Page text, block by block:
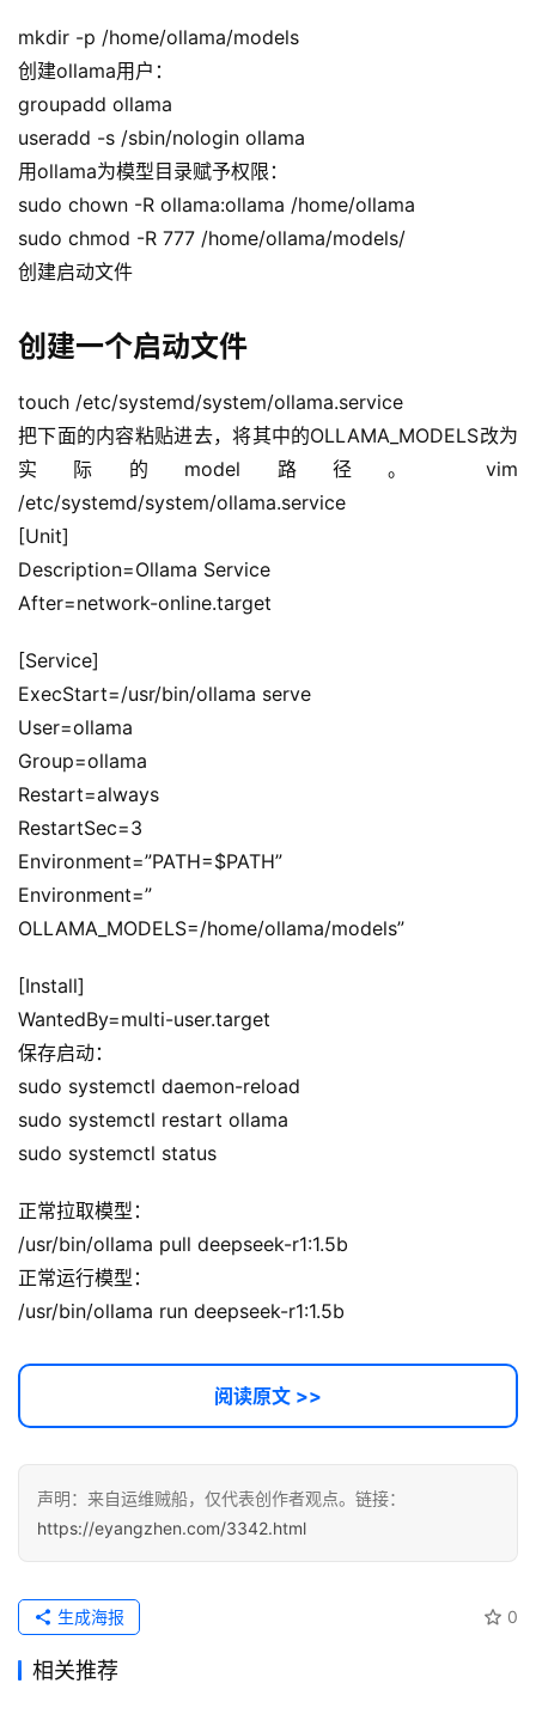
实
干
群
运
营
记
录
验
教
软
件
应
用
服
项
目
A
I
提
示
词
开
代
码
常
用
链
登录
mkdir -p /home/ollama/models
创建ollama用户：
groupadd ollama
useradd -s /sbin/nologin ollama
用ollama为模型目录赋予权限：
sudo chown -R ollama:ollama /home/ollama
sudo chmod -R 777 /home/ollama/models/
创建启动文件
创建一个启动文件
touch /etc/systemd/system/ollama.service
把下面的内容粘贴进去，将其中的OLLAMA_MODELS改为
实际的model路径。 vim
/etc/systemd/system/ollama.service
[Unit]
Description=Ollama Service
After=network-online.target
[Service]
ExecStart=/usr/bin/ollama serve
User=ollama
Group=ollama
Restart=always
RestartSec=3
Environment=”PATH=$PATH”
Environment=”
OLLAMA_MODELS=/home/ollama/models”
[Install]
WantedBy=multi-user.target
保存启动：
sudo systemctl daemon-reload
sudo systemctl restart ollama
sudo systemctl status
正常拉取模型：
/usr/bin/ollama pull deepseek-r1:1.5b
正常运行模型：
/usr/bin/ollama run deepseek-r1:1.5b
阅读原文 >>
声明：来自运维贼船，仅代表创作者观点。链接：
https://eyangzhen.com/3342.html
0
生成海报
相关推荐